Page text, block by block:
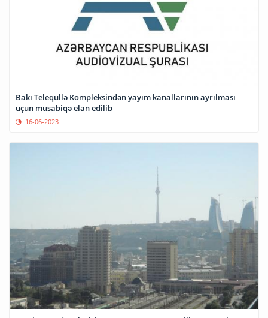
Bakı Teleqüllə Kompleksindən yayım kanallarının ayrılması
üçün müsabiqə elan edilib
16-06-2023